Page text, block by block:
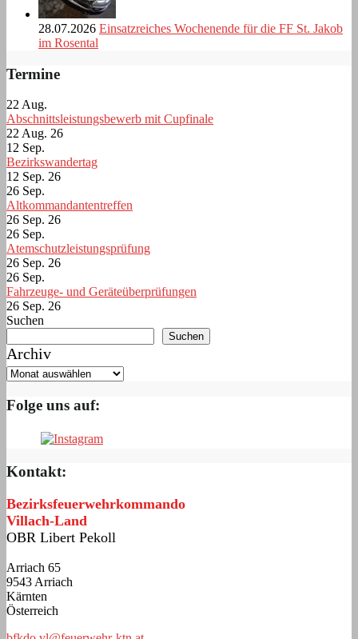
28.07.2026 Einsatzreiches Wochenende für die FF St. Jakob
im Rosental
Termine
22 Aug.
Abschnittsleistungsbewerb mit Cupfinale
22 Aug. 26
12 Sep.
Bezirkswandertag
12 Sep. 26
26 Sep.
Altkommandantentreffen
26 Sep. 26
26 Sep.
Atemschutzleistungsprüfung
26 Sep. 26
26 Sep.
Fahrzeuge- und Geräteüberprüfungen
26 Sep. 26
Suchen
Suchen
Archiv
Folge uns auf:
Kontakt:
Bezirksfeuerwehrkommando
Villach-Land
OBR Libert Pekoll
Arriach 65
9543 Arriach
Kärnten
Österreich